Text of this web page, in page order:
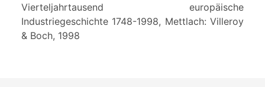
Vierteljahrtausend europäische
Industriegeschichte 1748-1998, Mettlach: Villeroy
& Boch, 1998